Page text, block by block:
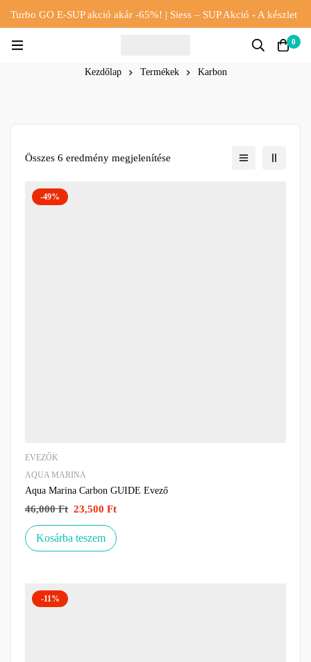
Turbo GO E-SUP akció akár -65%! | Siess – SUP Akció - A készlet
0
Kezdőlap Termékek Karbon
Összes 6 eredmény megjelenítése
-49%
EVEZŐK
AQUA MARINA
Aqua Marina Carbon GUIDE Evező
46,000Ft 23,500 Ft
Kosárba teszem
-11%